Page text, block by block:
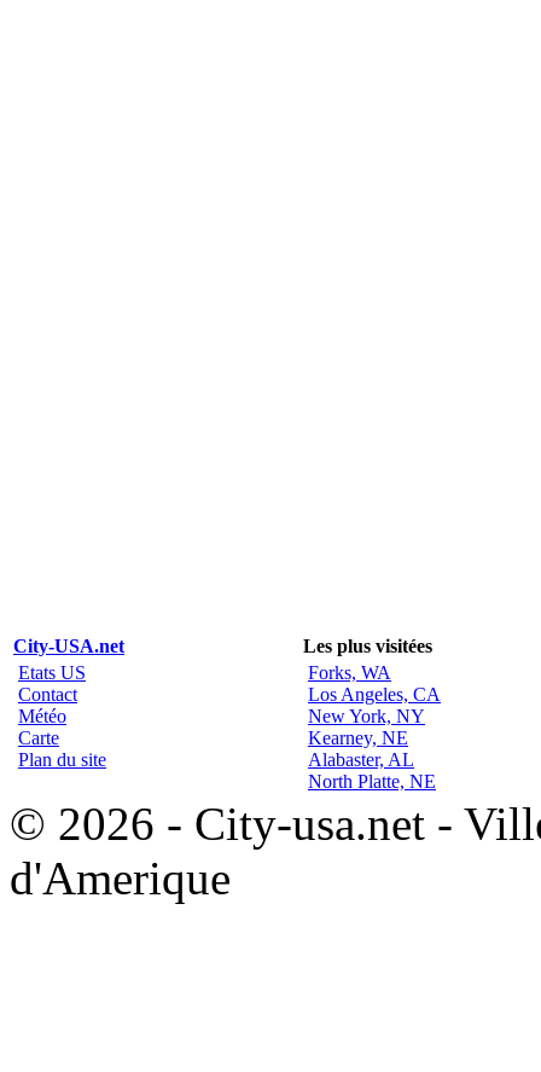
City-USA.net
Les plus visitées
Etats US
Contact
Météo
Carte
Plan du site
Forks, WA
Los Angeles, CA
New York, NY
Kearney, NE
Alabaster, AL
North Platte, NE
© 2026 - City-usa.net -
d'Amerique